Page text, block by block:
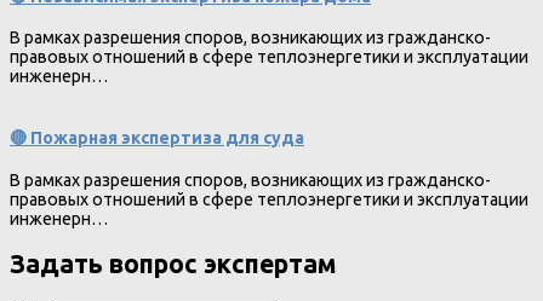
В рамках разрешения споров, возникающих из гражданско-
правовых отношений в сфере теплоэнергетики и эксплуатации
инженерн…
🔴 Пожарная экспертиза для суда
В рамках разрешения споров, возникающих из гражданско-
правовых отношений в сфере теплоэнергетики и эксплуатации
инженерн…
Задать вопрос экспертам